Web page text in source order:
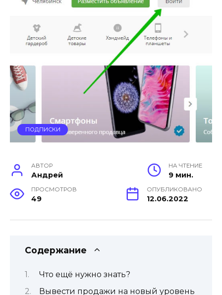
ПОДПИСКИ
АВТОР
Андрей
НА ЧТЕНИЕ
9 мин.
ПРОСМОТРОВ
49
ОПУБЛИКОВАНО
12.06.2022
Содержание
Что ещё нужно знать?
Вывести продажи на новый уровень